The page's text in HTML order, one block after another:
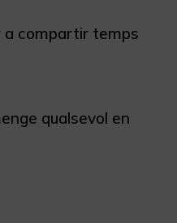
a compartir temps
qualsevol en